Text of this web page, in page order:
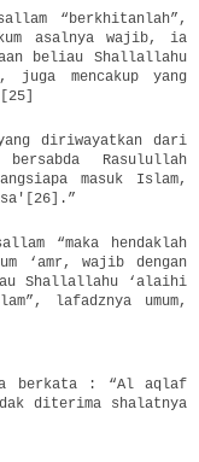
“berkhitanlah”,
asalnya wajib, ia
beliau Shallallahu
mencakup yang
diriwayatkan dari
Rasulullah
masuk Islam,
“maka hendaklah
‘amr, wajib dengan
Shallallahu ‘alaihi
lafadznya umum,
berkata : “Al aqlaf
diterima shalatnya